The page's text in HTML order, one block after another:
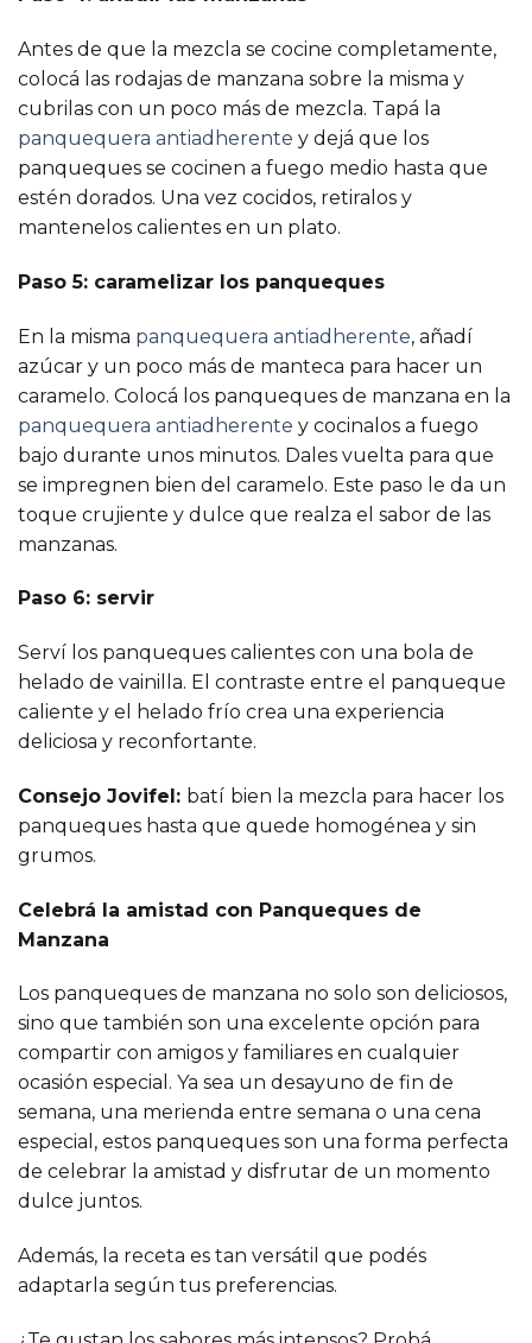
Antes de que la mezcla se cocine completamente,
colocá las rodajas de manzana sobre la misma y
cubrilas con un poco más de mezcla. Tapá la
panquequera antiadherente y dejá que los
panqueques se cocinen a fuego medio hasta que
estén dorados. Una vez cocidos, retiralos y
mantenelos calientes en un plato.
Paso 5: caramelizar los panqueques
En la misma panquequera antiadherente, añadí
azúcar y un poco más de manteca para hacer un
caramelo. Colocá los panqueques de manzana en la
panquequera antiadherente y cocinalos a fuego
bajo durante unos minutos. Dales vuelta para que
se impregnen bien del caramelo. Este paso le da un
toque crujiente y dulce que realza el sabor de las
manzanas.
Paso 6: servir
Serví los panqueques calientes con una bola de
helado de vainilla. El contraste entre el panqueque
caliente y el helado frío crea una experiencia
deliciosa y reconfortante.
Consejo Jovifel: batí bien la mezcla para hacer los
panqueques hasta que quede homogénea y sin
grumos.
Celebrá la amistad con Panqueques de
Manzana
Los panqueques de manzana no solo son deliciosos,
sino que también son una excelente opción para
compartir con amigos y familiares en cualquier
ocasión especial. Ya sea un desayuno de fin de
semana, una merienda entre semana o una cena
especial, estos panqueques son una forma perfecta
de celebrar la amistad y disfrutar de un momento
dulce juntos.
Además, la receta es tan versátil que podés
adaptarla según tus preferencias.